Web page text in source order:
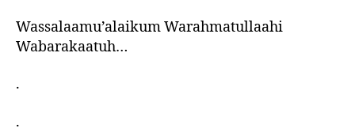
Wassalaamu’alaikum Warahmatullaahi
Wabarakaatuh…
.
.